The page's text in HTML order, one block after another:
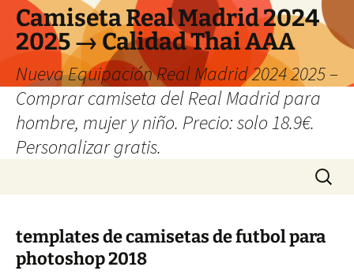
Camiseta Real Madrid 2024
2025 → Calidad Thai AAA
Nueva Equipación Real Madrid 2024 2025 –
Comprar camiseta del Real Madrid para
hombre, mujer y niño. Precio: solo 18.9€.
Personalizar gratis.
Buscar:
templates de camisetas de futbol para
photoshop 2018